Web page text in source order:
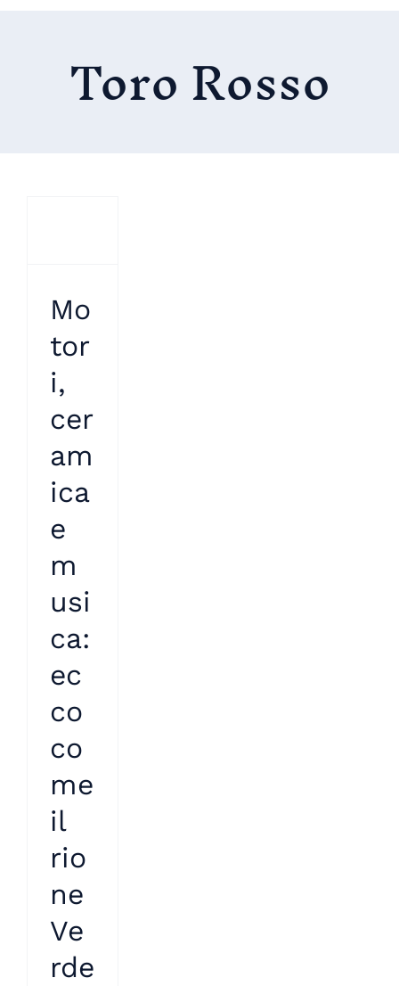
Toro Rosso
Mo
tor
i,
cer
am
ica
e
m
usi
ca:
ec
co
co
me
il
rio
ne
Ve
rde